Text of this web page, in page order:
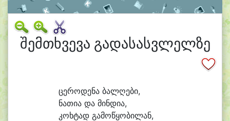
შემთხვევა გადასასვლელზე
ცეროდენა ბალღები,
ნათია და მინდია,
კოხტად გამოწყობილან,